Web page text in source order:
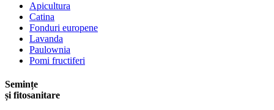
Apicultura
Catina
Fonduri europene
Lavanda
Paulownia
Pomi fructiferi
Semințe
și fitosanitare